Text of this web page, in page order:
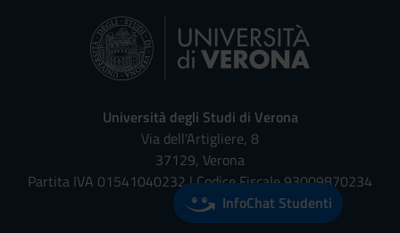
Università degli Studi di Verona
Via dell'Artigliere, 8
37129, Verona
Partita IVA 01541040232 | Codice Fiscale 93009870234
InfoChat Studenti